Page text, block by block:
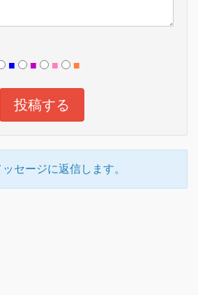
■ ■ ■ ■
ッセージに返信します。